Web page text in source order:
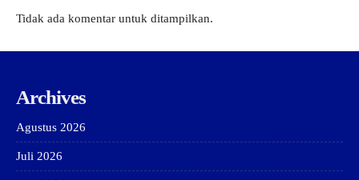
Tidak ada komentar untuk ditampilkan.
Archives
Agustus 2026
Juli 2026